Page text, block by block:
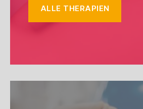
ALLE THERAPIEN